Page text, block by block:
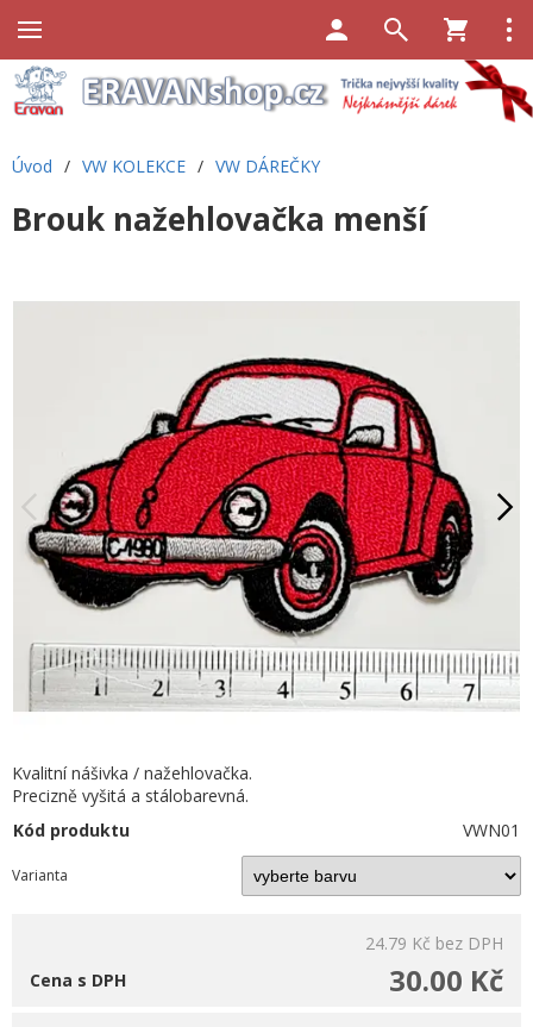
Úvod / VW KOLEKCE / VW DÁREČKY
Brouk nažehlovačka menší
Kvalitní nášivka / nažehlovačka.
Precizně vyšitá a stálobarevná.
Kód produktu
VWN01
Varianta
24.79 Kč bez DPH
30.00 Kč
Cena s DPH